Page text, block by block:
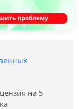
на 5